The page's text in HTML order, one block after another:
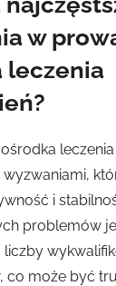
w
leczenia
i
problemów
co może być